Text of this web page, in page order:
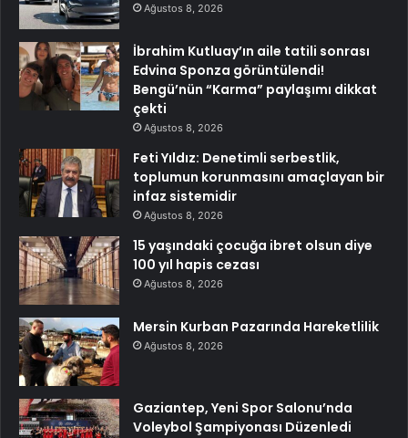
Ağustos 8, 2026
İbrahim Kutluay’ın aile tatili sonrası
Edvina Sponza görüntülendi!
Bengü’nün “Karma” paylaşımı dikkat
çekti
Ağustos 8, 2026
Feti Yıldız: Denetimli serbestlik,
toplumun korunmasını amaçlayan bir
infaz sistemidir
Ağustos 8, 2026
15 yaşındaki çocuğa ibret olsun diye
100 yıl hapis cezası
Ağustos 8, 2026
Mersin Kurban Pazarında Hareketlilik
Ağustos 8, 2026
Gaziantep, Yeni Spor Salonu’nda
Voleybol Şampiyonası Düzenledi